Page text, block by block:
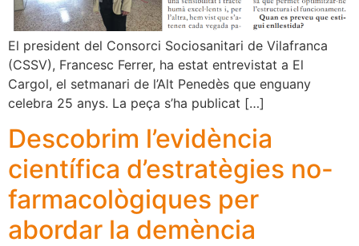
El president del Consorci Sociosanitari de Vilafranca
(CSSV), Francesc Ferrer, ha estat entrevistat a El
Cargol, el setmanari de l’Alt Penedès que enguany
celebra 25 anys. La peça s’ha publicat […]
Descobrim l’evidència
científica d’estratègies no-
farmacològiques per
abordar la demència